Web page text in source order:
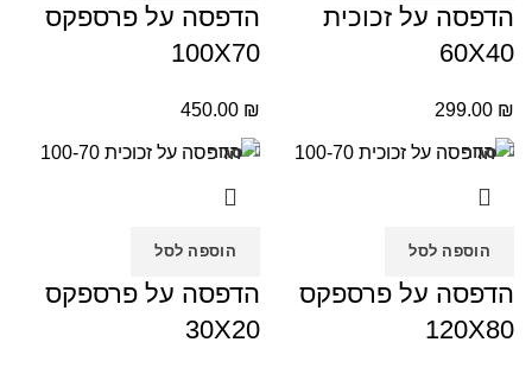
הדפסה על זכוכית
60X40
299.00 ₪
הדפסה על פרספקס
100X70
450.00 ₪
הוספה לסל
סגור
הדפסה על פרספקס
120X80
הוספה לסל
סגור
הדפסה על פרספקס
30X20